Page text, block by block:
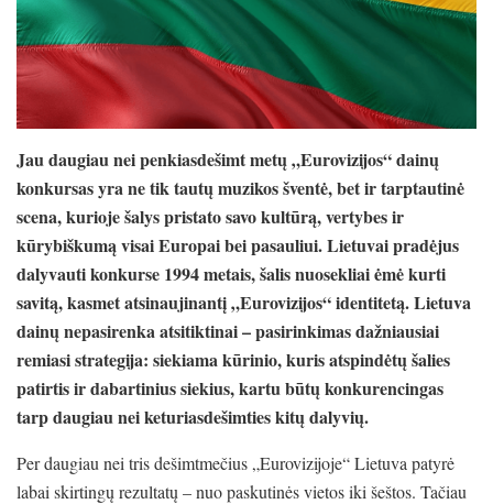
Jau daugiau nei penkiasdešimt metų „Eurovizijos“ dainų
konkursas yra ne tik tautų muzikos šventė, bet ir tarptautinė
scena, kurioje šalys pristato savo kultūrą, vertybes ir
kūrybiškumą visai Europai bei pasauliui. Lietuvai pradėjus
dalyvauti konkurse 1994 metais, šalis nuosekliai ėmė kurti
savitą, kasmet atsinaujinantį „Eurovizijos“ identitetą. Lietuva
dainų nepasirenka atsitiktinai – pasirinkimas dažniausiai
remiasi strategija: siekiama kūrinio, kuris atspindėtų šalies
patirtis ir dabartinius siekius, kartu būtų konkurencingas
tarp daugiau nei keturiasdešimties kitų dalyvių.
Per daugiau nei tris dešimtmečius „Eurovizijoje“ Lietuva patyrė
labai skirtingų rezultatų – nuo paskutinės vietos iki šeštos. Tačiau